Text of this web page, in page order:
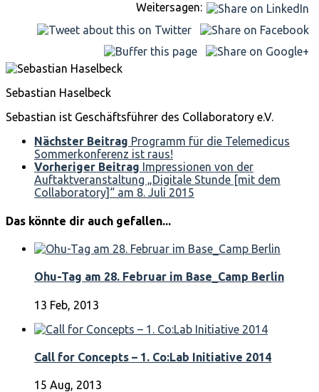
Weitersagen:
Sebastian Haselbeck
Sebastian ist Geschäftsführer des Collaboratory e.V.
Nächster Beitrag Programm für die Telemedicus
Sommerkonferenz ist raus!
Vorheriger Beitrag Impressionen von der
Auftaktveranstaltung „Digitale Stunde [mit dem
Collaboratory]“ am 8. Juli 2015
Das könnte dir auch gefallen...
Ohu-Tag am 28. Februar im Base_Camp Berlin
13 Feb, 2013
Call for Concepts – 1. Co:Lab Initiative 2014
15 Aug, 2013